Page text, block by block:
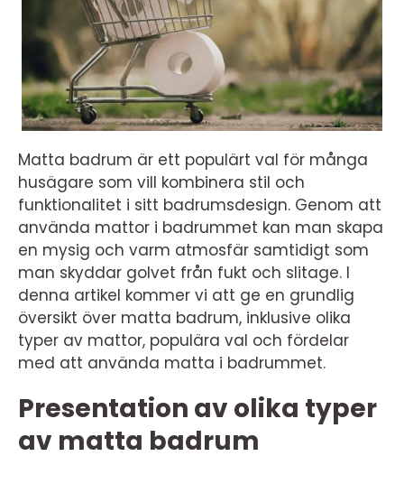
Matta badrum är ett populärt val för många
husägare som vill kombinera stil och
funktionalitet i sitt badrumsdesign. Genom att
använda mattor i badrummet kan man skapa
en mysig och varm atmosfär samtidigt som
man skyddar golvet från fukt och slitage. I
denna artikel kommer vi att ge en grundlig
översikt över matta badrum, inklusive olika
typer av mattor, populära val och fördelar
med att använda matta i badrummet.
Presentation av olika typer
av matta badrum